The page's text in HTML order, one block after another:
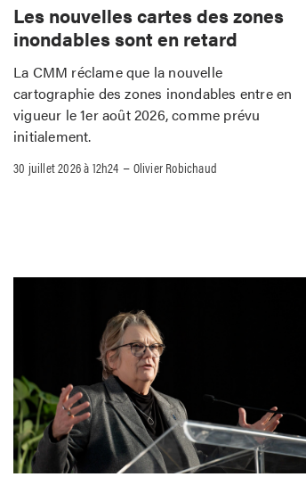
Les nouvelles cartes des zones
inondables sont en retard
La CMM réclame que la nouvelle
cartographie des zones inondables entre en
vigueur le 1er août 2026, comme prévu
initialement.
30 juillet 2026 à 12h24 –Olivier Robichaud